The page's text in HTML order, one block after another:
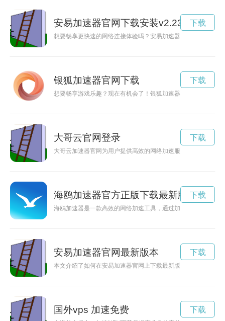
安易加速器官网下载安装v2.23
想要畅享更快速的网络连接体验吗？安易加速器v2.23正式发布
下载
银狐加速器官网下载
想要畅享游戏乐趣？现在有机会了！银狐加速器免费送，让你
下载
大哥云官网登录
大哥云加速器官网为用户提供高效的网络加速服务，让网络畅
下载
海鸥加速器官方正版下载最新版本6.5
海鸥加速器是一款高效的网络加速工具，通过加速技术提升网
下载
安易加速器官网最新版本
本文介绍了如何在安易加速器官网上下载最新版本的加速器软
下载
国外vps 加速免费 下载